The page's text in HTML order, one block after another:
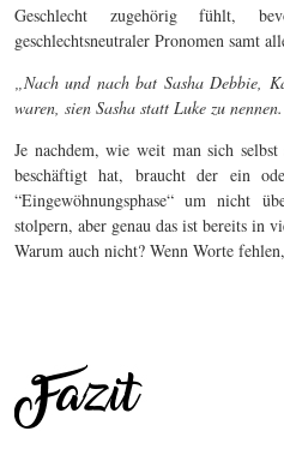
Geschlecht zugehörig fühlt,
geschlechtsneutraler Pronomen samt
„Nach und nach bat Sasha Debbie,
waren, sien Sasha statt Luke zu
Je nachdem, wie weit man sich
beschäftigt hat, braucht der ein
“Eingewöhnungsphase“ um nicht
stolpern, aber genau das ist bereits in
Warum auch nicht? Wenn Worte